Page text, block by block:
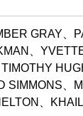
GRAY、
、
SIMMONS、
、